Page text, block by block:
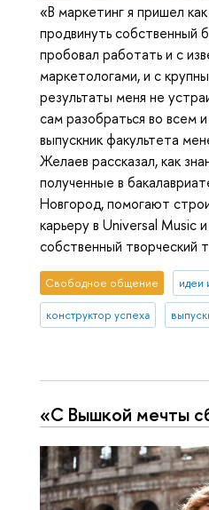
«В маркетинг я пришел
продвинуть собственный
пробовал работать и с
маркетологами, и с
результаты меня не
сам разобраться во всем
выпускник факультета
Желаев рассказал, как
полученные в
Новгород, помогают
карьеру в Universal Music
собственный творческий
Свободное общение идеи
конструктор успеха
«С Вышкой мечты